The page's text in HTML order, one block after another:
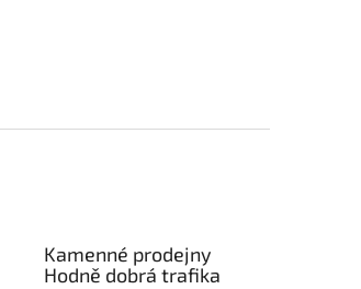
Kamenné prodejny
Hodně dobrá trafika